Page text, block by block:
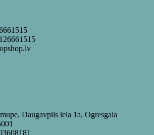
Daugavpils iela 1a, Ogresgala